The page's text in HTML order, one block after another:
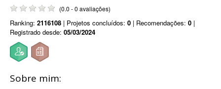
(0.0 - 0 avaliações)
Ranking: 2116108 | Projetos concluídos: 0 | Recomendações: 0 |
Registrado desde: 05/03/2024
Sobre mim: